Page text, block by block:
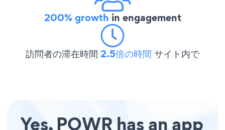
200% growth in engagement
訪問者の滞在時間 2.5倍の時間 サイト内で
Yes, POWR has an app